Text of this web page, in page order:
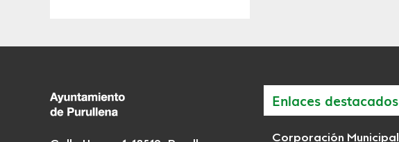
Enlaces destacados
Corporación Municipal